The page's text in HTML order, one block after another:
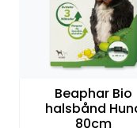
Beaphar Bio
halsbånd
80cm